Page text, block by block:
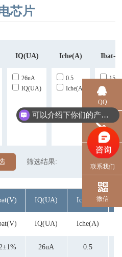
芯片
IQ(uA) Iche(A) Ibat-
26uA
IQ(uA)
0.5
Iche(A)
15
筛选结果:
IQ(uA) Iche(A)
IQ(uA) Iche(A)
26uA 0.5
QQ
电话
联系我们
微信
可以介绍下你们的产品么？